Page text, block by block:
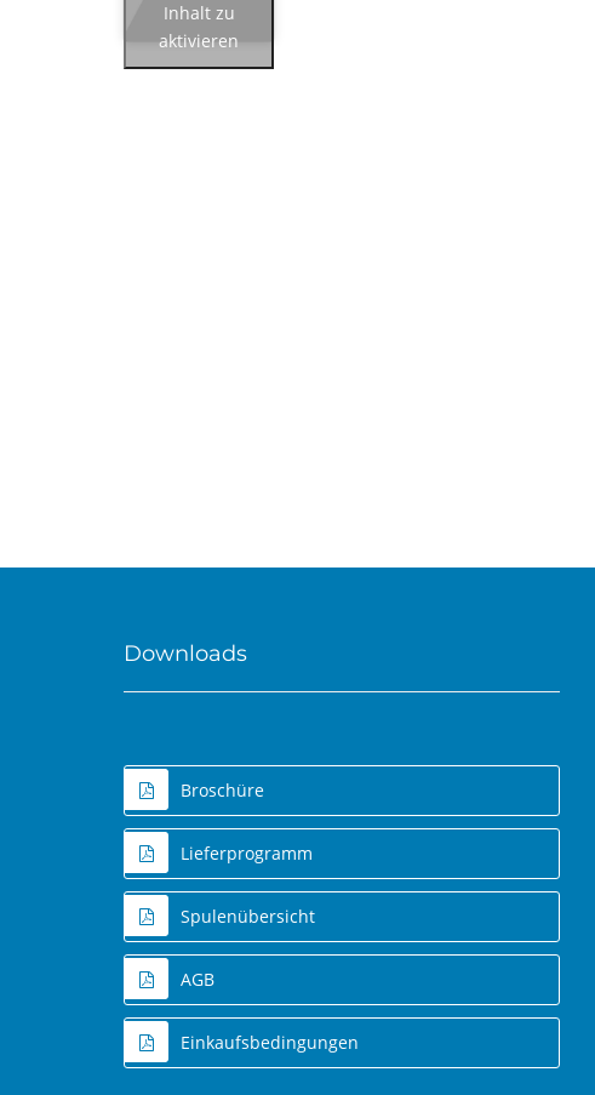
Inhalt zu
aktivieren
Downloads
Broschüre
Lieferprogramm
Spulenübersicht
AGB
Einkaufsbedingungen